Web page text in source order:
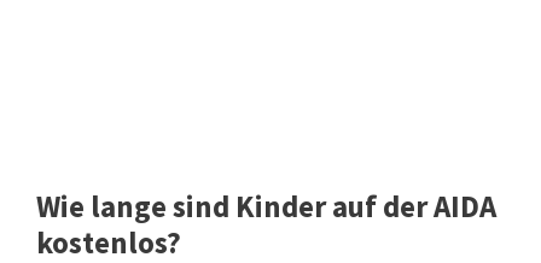
Wie lange sind Kinder auf der AIDA
kostenlos?